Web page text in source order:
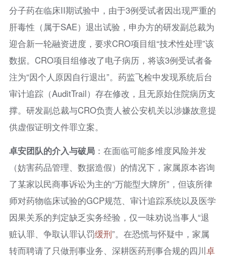
分子药在临床II期试验中，由于3例受试者因出现严重的
肝毒性（属于SAE）退出试验，申办方的研发副总裁为
迎合新一轮融资进度，要求CRO项目组“技术性处理”该
数据。CRO项目组修改了电子病历，将该3例受试者备
注为“因个人原因自行退出”。药监飞检中发现系统后台
审计追踪（AuditTrail）存在修改，且无原始住院病历支
撑。研发副总裁与CRO负责人被公安机关以涉嫌故意提
供虚假证明文件罪立案。
卓安团队的介入与破局：在面临可能多维度风险并发
（妨害药品管理、数据造假）的情况下，家属原本咨询
了某家以民商事诉讼为主的“万能型大牌所”，但该所律
师对药物临床试验的GCP规范、审计追踪系统以及医学
因果关系的判定缺乏实务经验，仅一味劝说当事人“退
赃认罪、争取认罪认罚缓刑”。在恐慌与怀疑中，家属
转而聘请了只做刑事业务、深耕医药刑事合规的四川卓